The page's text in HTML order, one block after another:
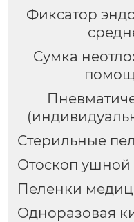
Фиксатор
Сумка
Стерильные
Отоскоп ушной
Пеленки
Одноразовая